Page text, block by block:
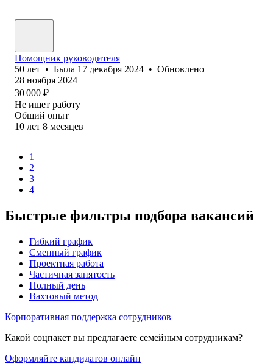
Помощник руководителя
50 лет • Была 17 декабря 2024 • Обновлено
28 ноября 2024
30 000 ₽
Не ищет работу
Общий опыт
10 лет 8 месяцев
1
2
3
4
Быстрые фильтры подбора вакансий
Гибкий график
Сменный график
Проектная работа
Частичная занятость
Полный день
Вахтовый метод
Корпоративная поддержка сотрудников
Какой соцпакет вы предлагаете семейным сотрудникам?
Оформляйте кандидатов онлайн